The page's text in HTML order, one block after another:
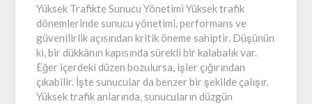
Yüksek Trafikte Sunucu Yönetimi Yüksek trafik
dönemlerinde sunucu yönetimi, performans ve
güvenilirlik açısından kritik öneme sahiptir. Düşünün
ki, bir dükkânın kapısında sürekli bir kalabalık var.
Eğer içerdeki düzen bozulursa, işler çığırından
çıkabilir. İşte sunucular da benzer bir şekilde çalışır.
Yüksek trafik anlarında, sunucuların düzgün